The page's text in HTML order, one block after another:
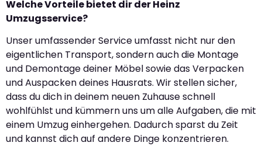
Welche Vorteile bietet dir der Heinz
Umzugsservice?
Unser umfassender Service umfasst nicht nur den
eigentlichen Transport, sondern auch die Montage
und Demontage deiner Möbel sowie das Verpacken
und Auspacken deines Hausrats. Wir stellen sicher,
dass du dich in deinem neuen Zuhause schnell
wohlfühlst und kümmern uns um alle Aufgaben, die mit
einem Umzug einhergehen. Dadurch sparst du Zeit
und kannst dich auf andere Dinge konzentrieren.